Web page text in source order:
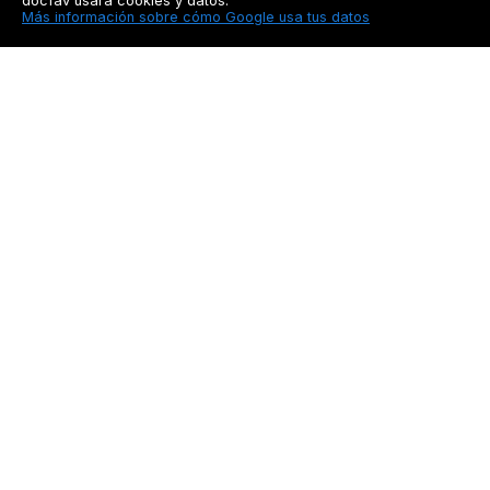
Más información sobre cómo Google usa tus datos